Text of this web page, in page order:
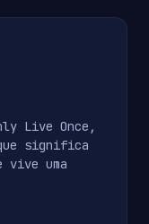
Live Once,
significa
uma